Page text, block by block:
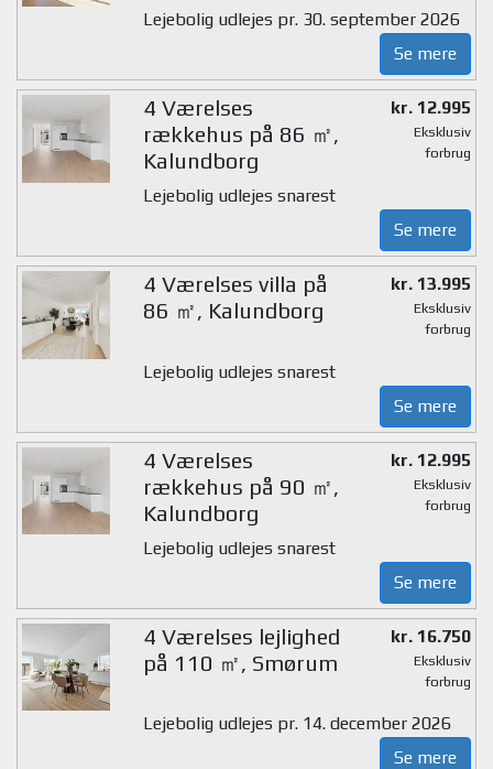
Lejebolig udlejes pr. 30. september 2026
Se mere
4 Værelses
rækkehus på 86 ㎡,
Kalundborg
kr. 12.995
Eksklusiv
forbrug
Lejebolig udlejes snarest
Se mere
4 Værelses villa på
86 ㎡, Kalundborg
kr. 13.995
Eksklusiv
forbrug
Lejebolig udlejes snarest
Se mere
4 Værelses
rækkehus på 90 ㎡,
Kalundborg
kr. 12.995
Eksklusiv
forbrug
Lejebolig udlejes snarest
Se mere
4 Værelses lejlighed
på 110 ㎡, Smørum
kr. 16.750
Eksklusiv
forbrug
Lejebolig udlejes pr. 14. december 2026
Se mere